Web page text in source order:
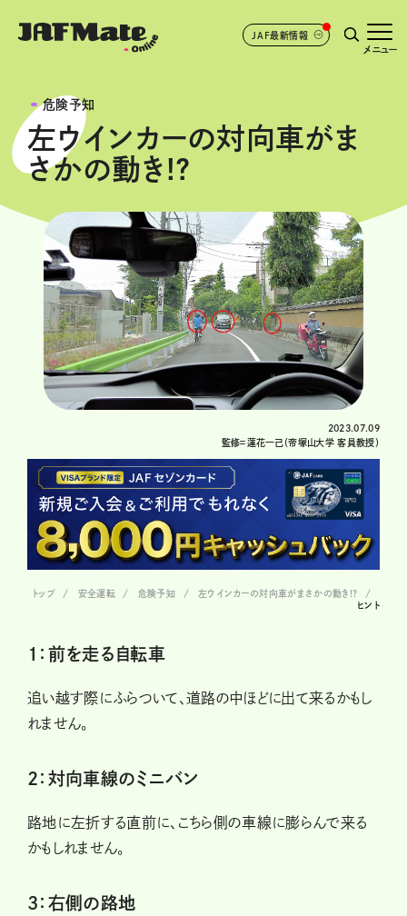
JAF最新情報
メニュー
危険予知
左ウインカーの対向車がま
さかの動き!?
2023.07.09
監修＝蓮花一己（帝塚山大学 客員教授）
トップ 安全運転 危険予知
左ウインカーの対向車がまさかの動き!?
ヒント
1：前を走る自転車
追い越す際にふらついて、道路の中ほどに出て来るかもし
れません。
2：対向車線のミニバン
路地に左折する直前に、こちら側の車線に膨らんで来る
かもしれません。
3：右側の路地